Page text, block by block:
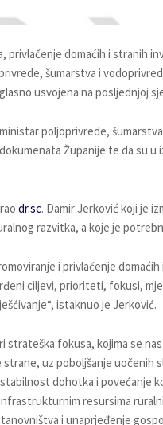
privlačenje domaćih i stranih
šumarstva i
usvojena na posljednjoj
poljoprivrede,
Županije te da su
dr.sc. Damir Jerković koji je
razvitka, a koje je
i privlačenje
ciljevi, prioriteti, fokusi,
istaknuo je Jerković.
strateška fokusa, kojima se
uz poboljšanje
dohotka i povećanje
resursima
i unaprjeđenje